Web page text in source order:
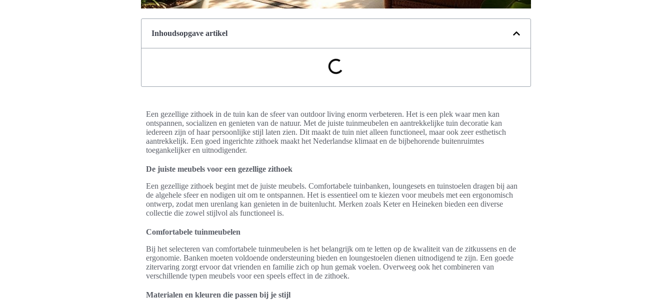
Inhoudsopgave artikel
Een gezellige zithoek in de tuin kan de sfeer van outdoor living enorm verbeteren. Het is een plek waar men kan
ontspannen, socializen en genieten van de natuur. Met de juiste tuinmeubelen en aantrekkelijke tuin decoratie kan
iedereen zijn of haar persoonlijke stijl laten zien. Dit maakt de tuin niet alleen functioneel, maar ook zeer esthetisch
aantrekkelijk. Een goed ingerichte zithoek maakt het Nederlandse klimaat en de bijbehorende buitenruimtes
toegankelijker en uitnodigender.
De juiste meubels voor een gezellige zithoek
Een gezellige zithoek begint met de juiste meubels. Comfortabele tuinbanken, loungesets en tuinstoelen dragen bij aan
de algehele sfeer en nodigen uit om te ontspannen. Het is essentieel om te kiezen voor meubels met een ergonomisch
ontwerp, zodat men urenlang kan genieten in de buitenlucht. Merken zoals Keter en Heineken bieden een diverse
collectie die zowel stijlvol als functioneel is.
Comfortabele tuinmeubelen
Bij het selecteren van comfortabele tuinmeubelen is het belangrijk om te letten op de kwaliteit van de zitkussens en de
ergonomie. Banken moeten voldoende ondersteuning bieden en loungestoelen dienen uitnodigend te zijn. Een goede
zitervaring zorgt ervoor dat vrienden en familie zich op hun gemak voelen. Overweeg ook het combineren van
verschillende typen meubels voor een speels effect in de zithoek.
Materialen en kleuren die passen bij je stijl